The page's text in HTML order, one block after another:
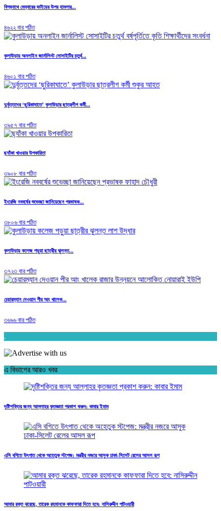
বিশ্বনাথে মেম্বারের ভাইয়ের উপর হামলার...
৪৬২২ বার পঠিত
কুলাউড়ায় অনলাইন জার্নালিস্ট সোসাইটির চতুর্থ...
৪৬০১ বার পঠিত
দুর্বৃত্তদের ‘ছুরিকাঘাতে’ কুলাউড়ার ছাত্রলীগ কর্মী...
৩৯৫৭ বার পঠিত
ছ্যাঁকা খাওয়ার উপকারিতা
৩৯০৮ বার পঠিত
ইংরেজি নববর্ষের শুভেচ্ছা জানিয়েছেন প্রভাষক...
৩৮০৬ বার পঠিত
কুলাউড়ায় কলেজ পড়ুয়া ছাত্রীর ঝুলন্ত...
৩৭২৩ বার পঠিত
চেয়ারম্যান দেওয়ান পীর আং খালেক...
৩৬৯৬ বার পঠিত
.
এ বিভাগের আরও খবর
দৃষ্টিশক্তির জন্য আল্লাহর কৃতজ্ঞতা প্রকাশ করুন: কাবার ইমাম
এসি বগিতে উৎপাত থেকে অহেতুক স্টপেজ: মন্ত্রীর নজরে আসুক ঢাকা-সিলেট রেলের আসল রূপ
আমার রক্ত ঝরেছে, তারেক রহমানকে কাফফারা দিতে হবে: নাসিরুদ্দীন পাটওয়ারী